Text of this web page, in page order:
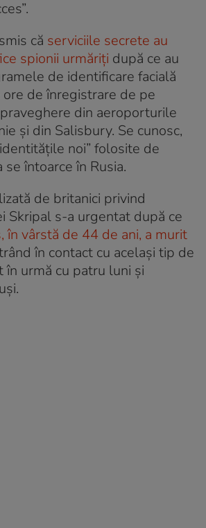
că serviciile secrete au
spionii urmăriți după ce au
de identificare facială
de înregistrare de pe
din aeroporturile
și din Salisbury. Se cunosc,
noi” folosite de
întoarce în Rusia.
de britanici privind
Skripal s-a urgentat după ce
în vârstă de 44 de ani, a murit
în contact cu același tip de
în urmă cu patru luni și